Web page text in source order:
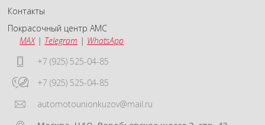
Контакты
Покрасочный центр АМС
MAX| Telegram | WhatsApp
+7 (925) 525-04-85
+7 (925) 525-04-85
automotounionkuzov@mail.ru